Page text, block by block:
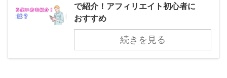
で紹介！アフィリエイト初心者に
おすすめ
続きを見る